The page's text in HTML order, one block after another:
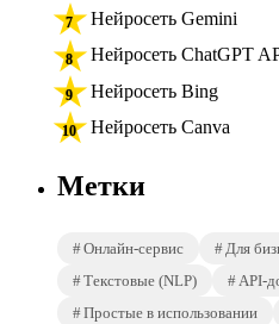
Нейросеть Gemini
Нейросеть ChatGPT
Нейросеть Bing
Нейросеть Canva
Метки
Онлайн-сервис Для
Текстовые (NLP)
API-
Простые в использовании